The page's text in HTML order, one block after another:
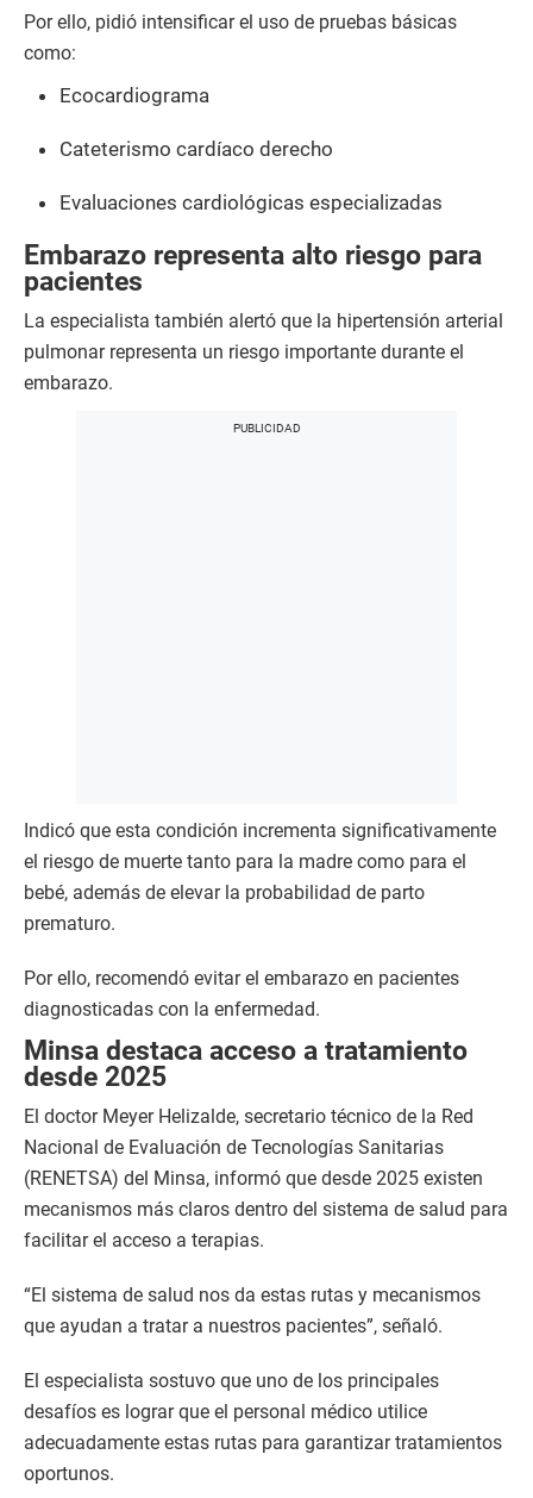
Por ello, pidió intensificar el uso de pruebas básicas
como:
Ecocardiograma
Cateterismo cardíaco derecho
Evaluaciones cardiológicas especializadas
Embarazo representa alto riesgo para
pacientes
La especialista también alertó que la hipertensión arterial
pulmonar representa un riesgo importante durante el
embarazo.
Indicó que esta condición incrementa significativamente
el riesgo de muerte tanto para la madre como para el
bebé, además de elevar la probabilidad de parto
prematuro.
Por ello, recomendó evitar el embarazo en pacientes
diagnosticadas con la enfermedad.
Minsa destaca acceso a tratamiento
desde 2025
El doctor Meyer Helizalde, secretario técnico de la Red
Nacional de Evaluación de Tecnologías Sanitarias
(RENETSA) del Minsa, informó que desde 2025 existen
mecanismos más claros dentro del sistema de salud para
facilitar el acceso a terapias.
“El sistema de salud nos da estas rutas y mecanismos
que ayudan a tratar a nuestros pacientes”, señaló.
El especialista sostuvo que uno de los principales
desafíos es lograr que el personal médico utilice
adecuadamente estas rutas para garantizar tratamientos
oportunos.